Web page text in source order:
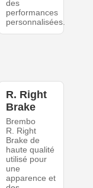
des
performances
personnalisées.
R. Right
Brake
Brembo
R. Right
Brake de
haute qualité
utilisé pour
une
apparence et